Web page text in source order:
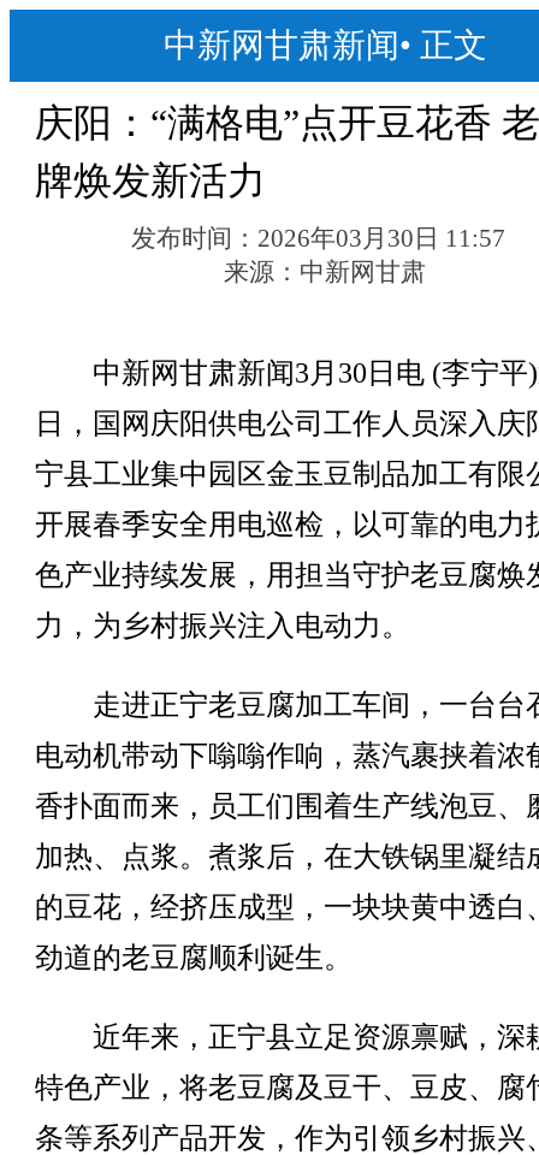
中新网甘肃新闻• 正文
庆阳：“满格电”点开豆花香
牌焕发新活力
发布时间： 2026年03月30日 11:57
来源： 中新网甘肃
中新网甘肃新闻3月30日电 (李宁平
日，国网庆阳供电公司工作人员深入庆
宁县工业集中园区金玉豆制品加工有限
开展春季安全用电巡检，以可靠的电力
色产业持续发展，用担当守护老豆腐焕
力，为乡村振兴注入电动力。
走进正宁老豆腐加工车间，一台台
电动机带动下嗡嗡作响，蒸汽裹挟着浓
香扑面而来，员工们围着生产线泡豆、
加热、点浆。煮浆后，在大铁锅里凝结
的豆花，经挤压成型，一块块黄中透白
劲道的老豆腐顺利诞生。
近年来，正宁县立足资源禀赋，深
特色产业，将老豆腐及豆干、豆皮、腐
条等系列产品开发，作为引领乡村振兴